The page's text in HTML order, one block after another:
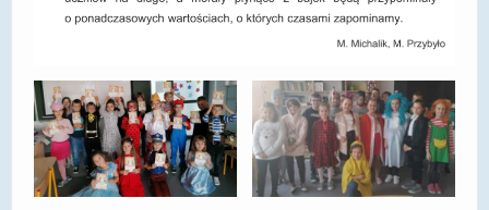
REKRUTACJA 2026/2027